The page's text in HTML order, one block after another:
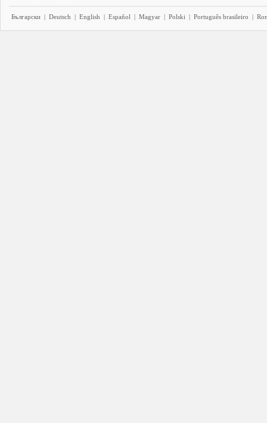
Български | Deutsch | English | Español | Magyar | Polski | Português brasileiro |